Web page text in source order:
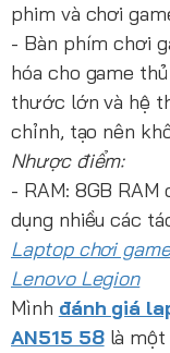
phim và chơi
- Bàn phím chơi
hóa cho game
thước lớn và hệ
chỉnh, tạo nên
Nhược điểm:
- RAM: 8GB
dụng nhiều các
Laptop chơi
Lenovo Legion
Mình đánh giá
AN515 58là một